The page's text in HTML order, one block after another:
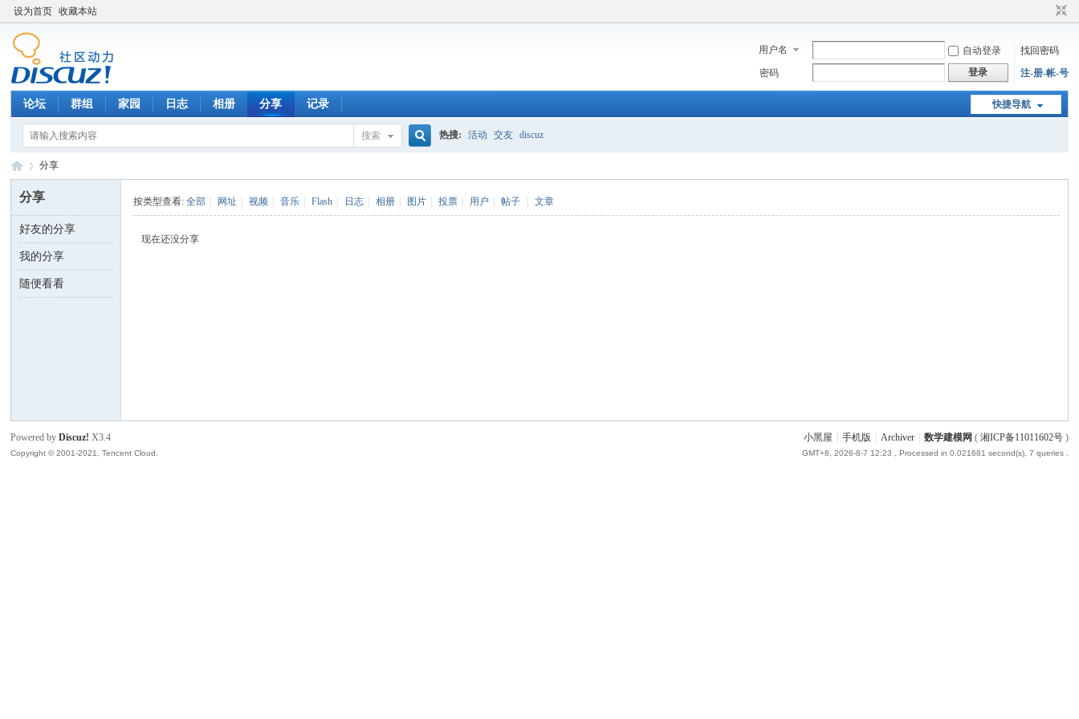
设为首页 收藏本站
用户名 自动登录
找回密码
密码
登录 注-册-帐-号
快捷导航
论坛 群组 家园 日志 相册 分享 记录
搜索 热搜: 活动 交友 discuz
数 ›
分享
分享
好友的分享
我的分享
随便看看
按类型查看:全部 网址 视频 音乐 Flash 日志 相册 图片 投票 用户 帖子 文章
现在还没分享
小黑屋 手机版 Archiver 数学建模网 ( 湘ICP备11011602号)
GMT+8, 2026-8-7 12:23 , Processed in 0.021681 second(s), 7 queries .
Powered byDiscuz! X3.4
Copyright © 2001-2021, Tencent Cloud.